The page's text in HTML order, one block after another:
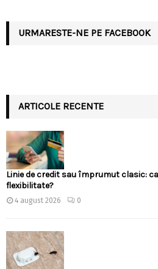
URMARESTE-NE PE FACEBOOK
ARTICOLE RECENTE
Linie de credit sau împrumut clasic:
flexibilitate?
4 august 2026 0